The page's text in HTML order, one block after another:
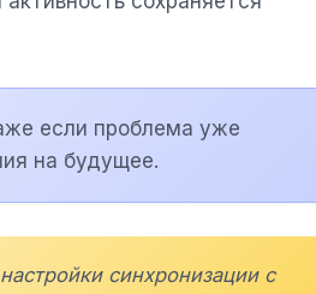
если проблема уже
на будущее.
синхронизации с